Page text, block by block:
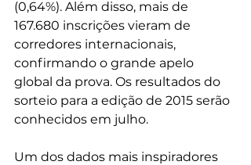
(0,64%). Além disso, mais de
167.680 inscrições vieram de
corredores internacionais,
confirmando o grande apelo
global da prova. Os resultados do
sorteio para a edição de 2015 serão
conhecidos em julho.
Um dos dados mais inspiradores